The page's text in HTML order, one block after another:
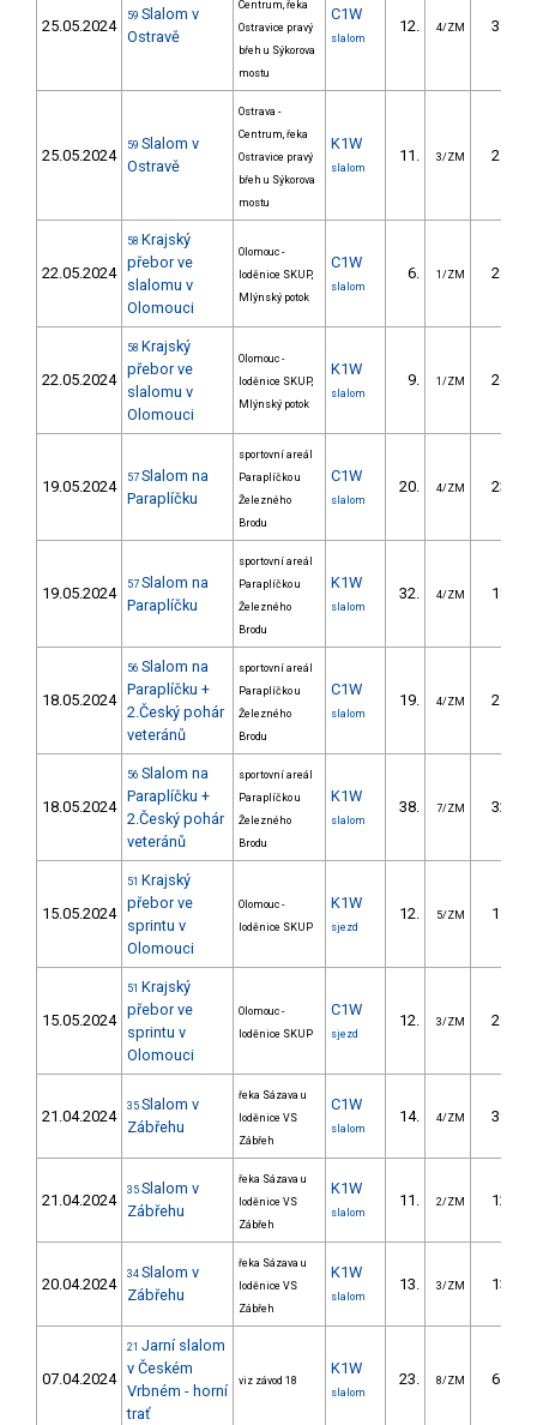
25.05.2024
59 Slalom v
Ostravě
Centrum, řeka
Ostravice pravý
břeh u Sýkorova
mostu
C1W
slalom
12. 4/ZM 37.50
25.05.2024
59 Slalom v
Ostravě
Ostrava -
Centrum, řeka
Ostravice pravý
břeh u Sýkorova
mostu
K1W
slalom
11. 3/ZM 21.50
22.05.2024
58 Krajský
přebor ve
slalomu v
Olomouci
Olomouc -
loděnice SKUP,
Mlýnský potok
C1W
slalom
6. 1/ZM 28.30
22.05.2024
58 Krajský
přebor ve
slalomu v
Olomouci
Olomouc -
loděnice SKUP,
Mlýnský potok
K1W
slalom
9. 1/ZM 26.30
19.05.2024 57 Slalom na
Paraplíčku
sportovní areál
Paraplíčko u
Železného
Brodu
C1W
slalom
20. 4/ZM 23.00
19.05.2024 57 Slalom na
Paraplíčku
sportovní areál
Paraplíčko u
Železného
Brodu
K1W
slalom
32. 4/ZM 18.00
18.05.2024
56 Slalom na
Paraplíčku +
2.Český pohár
veteránů
sportovní areál
Paraplíčko u
Železného
Brodu
C1W
slalom
19. 4/ZM 27.80
18.05.2024
56 Slalom na
Paraplíčku +
2.Český pohár
veteránů
sportovní areál
Paraplíčko u
Železného
Brodu
K1W
slalom
38. 7/ZM 32.50
15.05.2024
51 Krajský
přebor ve
sprintu v
Olomouci
Olomouc -
loděnice SKUP
K1W
sjezd
12. 5/ZM 19.30
15.05.2024
51 Krajský
přebor ve
sprintu v
Olomouci
Olomouc -
loděnice SKUP
C1W
sjezd
12. 3/ZM 29.90
21.04.2024
35 Slalom v
Zábřehu
řeka Sázava u
loděnice VS
Zábřeh
C1W
slalom
14. 4/ZM 39.90
21.04.2024
35 Slalom v
Zábřehu
řeka Sázava u
loděnice VS
Zábřeh
K1W
slalom
11. 2/ZM 12.10
20.04.2024
34 Slalom v
Zábřehu
řeka Sázava u
loděnice VS
Zábřeh
K1W
slalom
13. 3/ZM 13.40
07.04.2024
21 Jarní slalom
v Českém
Vrbném - horní
trať
viz závod 18
K1W
slalom
23. 8/ZM 61.02